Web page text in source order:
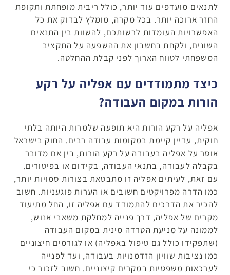
לתנאים מועדפים עוד יותר, כולל ריבית מופחתת ותקופת
החזר ארוכה יותר. בכל מקרה, מומלץ לבדוק את כל
האפשרויות העומדות לרשותכם, להשוות בין התנאים
השונים, ולקחת בחשבון את ההשפעה על התקציב
המשפחתי לטווח הארוך לפני קבלת ההחלטה.
כיצד מתמודדים עם אפליה על רקע
הורות במקום העבודה?
אפליה על רקע הורות היא תופעה שלמרות היותה בלתי
חוקית, עדיין קיימת במקומות עבודה רבים. החוק בישראל
אוסר על אפליה בעבודה על רקע הורות, בין אם מדובר
בקבלה לעבודה, בתנאי העבודה, בקידום או בפיטורים.
עם זאת, לעיתים אפליה זו מתבטאת בצורות סמויות יותר,
כמו הדרה מפרויקטים חשובים או הערות פוגעניות. חשוב
להכיר את הדרכים להתמודד עם אפליה זו, החל מתיעוד
מקרים של אפליה, דרך פנייה למחלקת משאבי אנוש,
לממונה על מניעת הטרדה מינית במקום העבודה
(שתפקידו כולל גם טיפול באפליה) או לגורמים חיצוניים
כמו נציבות שוויון הזדמנויות בעבודה, ועד לפנייה
לערכאות משפטיות במקרים קיצוניים. חשוב לזכור כי